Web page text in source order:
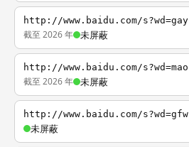
http://www.baidu.com/s?wd=gay
截至 2026 年 未屏蔽
http://www.baidu.com/s?wd=mao
截至 2026 年 未屏蔽
http://www.baidu.com/s?wd=gfw
未屏蔽